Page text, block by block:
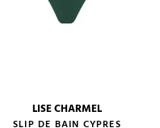
LISE CHARMEL
SLIP DE BAIN CYPRES